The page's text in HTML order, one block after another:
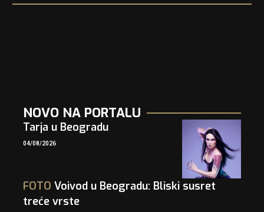
NOVO NA PORTALU
Tarja u Beogradu
04/08/2026
FOTO Voivod u Beogradu: Bliski susret
treće vrste